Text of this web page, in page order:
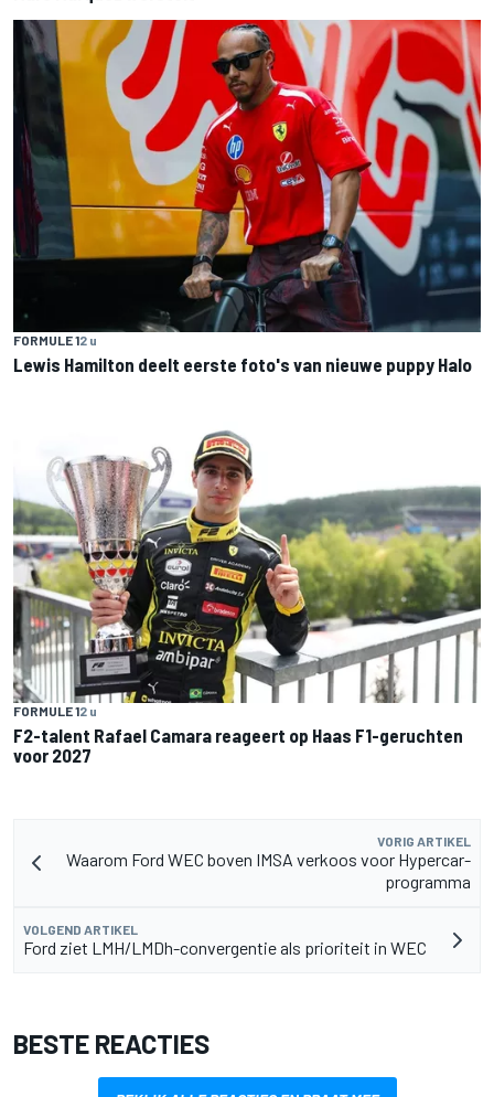
FORMULE 12 u
Lewis Hamilton deelt eerste foto's van nieuwe puppy Halo
FORMULE 12 u
F2-talent Rafael Camara reageert op Haas F1-geruchten
voor 2027
VORIG ARTIKEL
Waarom Ford WEC boven IMSA verkoos voor Hypercar-
programma
VOLGEND ARTIKEL
Ford ziet LMH/LMDh-convergentie als prioriteit in WEC
BESTE REACTIES